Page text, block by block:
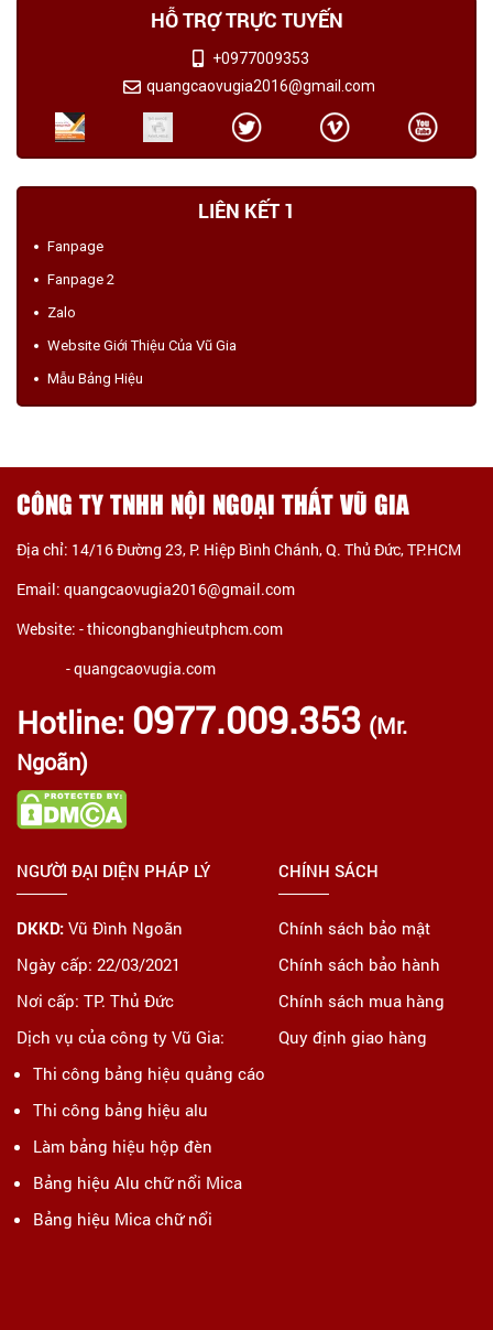
HỖ TRỢ TRỰC TUYẾN
+0977009353
quangcaovugia2016@gmail.com
LIÊN KẾT 1
Fanpage
Fanpage 2
Zalo
Website Giới Thiệu Của Vũ Gia
Mẫu Bảng Hiệu
CÔNG TY TNHH NỘI NGOẠI THẤT VŨ GIA
Địa chỉ: 14/16 Đường 23, P. Hiệp Bình Chánh, Q. Thủ Đức, TP.HCM
Email: quangcaovugia2016@gmail.com
Website: -thicongbanghieutphcm.com
- quangcaovugia.com
Hotline: 0977.009.353 (Mr.
Ngoãn)
NGƯỜI ĐẠI DIỆN PHÁP LÝ
DKKD: Vũ Đình Ngoãn
Ngày cấp: 22/03/2021
Nơi cấp: TP. Thủ Đức
Dịch vụ của công ty Vũ Gia:
Thi công bảng hiệu quảng cáo
Thi công bảng hiệu alu
Làm bảng hiệu hộp đèn
Bảng hiệu Alu chữ nổi Mica
Bảng hiệu Mica chữ nổi
CHÍNH SÁCH
Chính sách bảo mật
Chính sách bảo hành
Chính sách mua hàng
Quy định giao hàng